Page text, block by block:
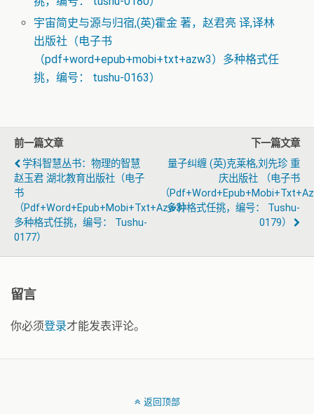
宇宙简史与源与归宿,(英)霍金 著，赵君亮 译,译林
出版社（电子书
（pdf+word+epub+mobi+txt+azw3）多种格式任
挑，编号： tushu-0163）
前一篇文章
学科智慧丛书：物理的智慧
赵玉君 湖北教育出版社（电子
书
（pdf+word+epub+mobi+txt+azw3）
多种格式任挑，编号： Tushu-
0177）
下一篇文章
量子纠缠 (英)克莱格,刘先珍 重
庆出版社 （电子书
（
多种格式任挑，编号： Tushu-
0179）
留言
你必须登录才能发表评论。
返回顶部